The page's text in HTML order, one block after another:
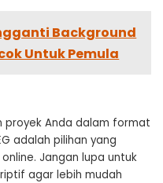
Background
Untuk Pemula
proyek Anda dalam format
adalah pilihan yang
Jangan lupa untuk
agar lebih mudah